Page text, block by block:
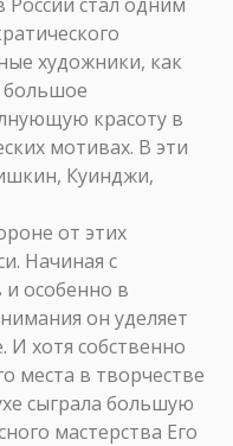
художники, как
большое
красоту в
мотивах. В эти
Куинджи,
от этих
Начиная с
особенно в
он уделяет
И хотя собственно
места в творчестве
сыграла большую
мастерства Его